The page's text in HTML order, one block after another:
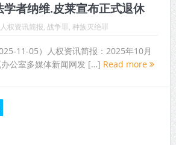
者纳维.皮莱宣布正式退休
人权资讯简报 战争罪 种族灭绝罪
11-05）人权资讯简报：2025年10月
公室多媒体新闻网发 […] Read more